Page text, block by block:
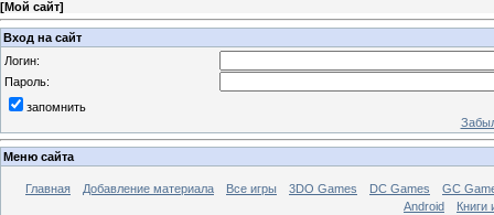
[Мой сайт]
Вход на сайт
Логин:
Пароль:
запомнить
Меню сайта
Главная Добавление материала Все игры 3DO Games DC Games
GC
Android
Книги